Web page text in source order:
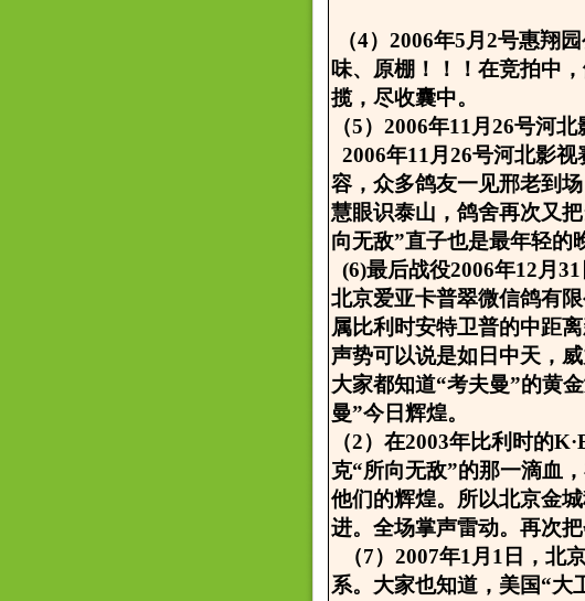
（4）2006年5月2号惠翔
味、原棚！！！在竞拍中
揽，尽收囊中。
（5）2006年11月26号河北
2006年11月26号河北影
容，众多鸽友一见邢老到
慧眼识泰山，鸽舍再次又
向无敌”直子也是最年轻的
(6)最后战役2006年12月
北京爱亚卡普翠微信鸽有
属比利时安特卫普的中距
声势可以说是如日中天，
大家都知道“考夫曼”的黄
曼”今日辉煌。
（2）在2003年比利时的
克“所向无敌”的那一滴血
他们的辉煌。所以北京金
进。全场掌声雷动。再次
（7）2007年1月1日，北
系。大家也知道，美国“大